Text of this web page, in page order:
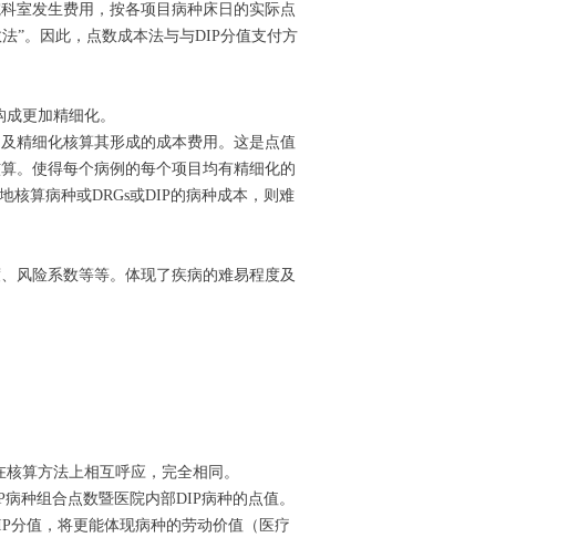
室发生费用，按各项目病种床日的实际点
”。因此，点数成本法与与DIP分值支付方
更加精细化。
精细化核算其形成的成本费用。这是点值
。使得每个病例的每个项目均有精细化的
核算病种或DRGs或DIP的病种成本，则难
风险系数等等。体现了疾病的难易程度及
算方法上相互呼应，完全相同。
种组合点数暨医院内部DIP病种的点值。
分值，将更能体现病种的劳动价值（医疗